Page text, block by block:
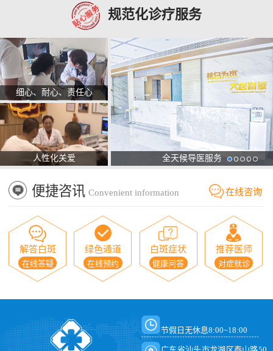
规范化诊疗服务
细心、耐心、责任心
人性化关爱 全天候导医服务
便捷咨讯 Convenient information 在线咨询
解答白斑
在线答疑
绿色通道
在线预约
白斑症状
健康问答
推荐医师
对症就诊
节假日无休息8:00~18:00